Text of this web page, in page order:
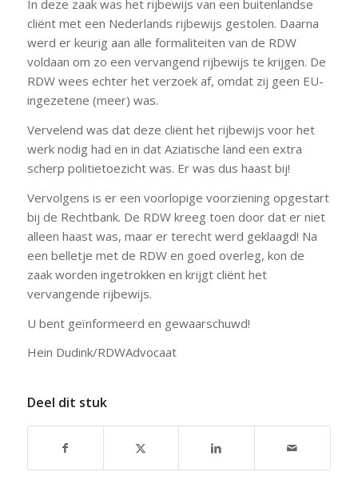
In deze zaak was het rijbewijs van een buitenlandse
cliënt met een Nederlands rijbewijs gestolen. Daarna
werd er keurig aan alle formaliteiten van de RDW
voldaan om zo een vervangend rijbewijs te krijgen. De
RDW wees echter het verzoek af, omdat zij geen EU-
ingezetene (meer) was.
Vervelend was dat deze cliënt het rijbewijs voor het
werk nodig had en in dat Aziatische land een extra
scherp politietoezicht was. Er was dus haast bij!
Vervolgens is er een voorlopige voorziening opgestart
bij de Rechtbank. De RDW kreeg toen door dat er niet
alleen haast was, maar er terecht werd geklaagd! Na
een belletje met de RDW en goed overleg, kon de
zaak worden ingetrokken en krijgt cliënt het
vervangende rijbewijs.
U bent geïnformeerd en gewaarschuwd!
Hein Dudink/RDWAdvocaat
Deel dit stuk